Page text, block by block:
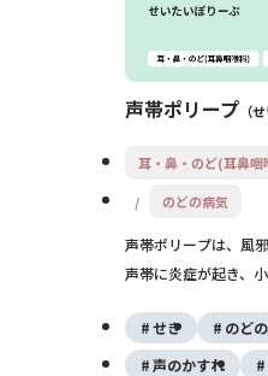
声帯ポリープ
耳・鼻・のど(耳鼻咽
のどの病気
声帯ポリープは、風
声帯に炎症が起き、
いなどの声のトラブ
はありませんが、仕
せき
のど
声のかすれ